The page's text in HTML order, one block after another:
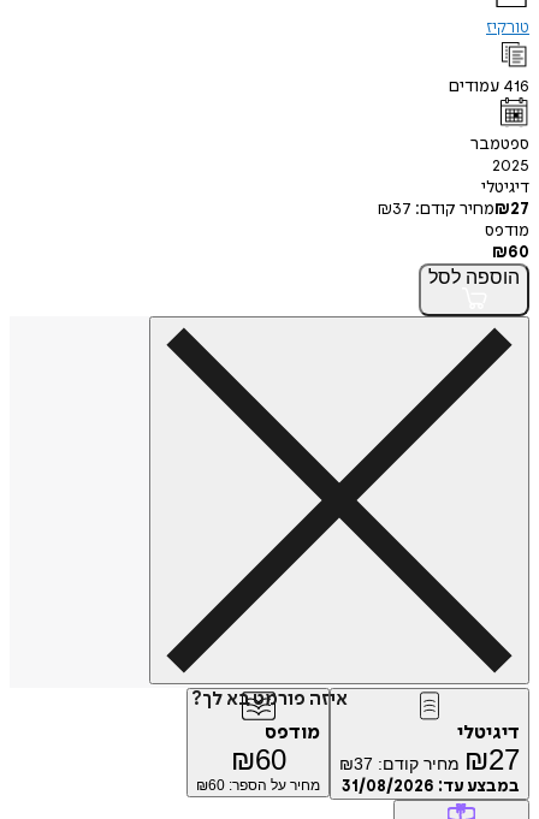
טורקיז
416 עמודים
ספטמבר
2025
דיגיטלי
₪27 מחיר קודם: ₪37
מודפס
₪60
הוספה לסל
איזה פורמט בא לך?
דיגיטלי
₪27 מחיר קודם: ₪37
במבצע עד: 31/08/2026
מודפס
₪60
מחיר על הספר: ₪ 60